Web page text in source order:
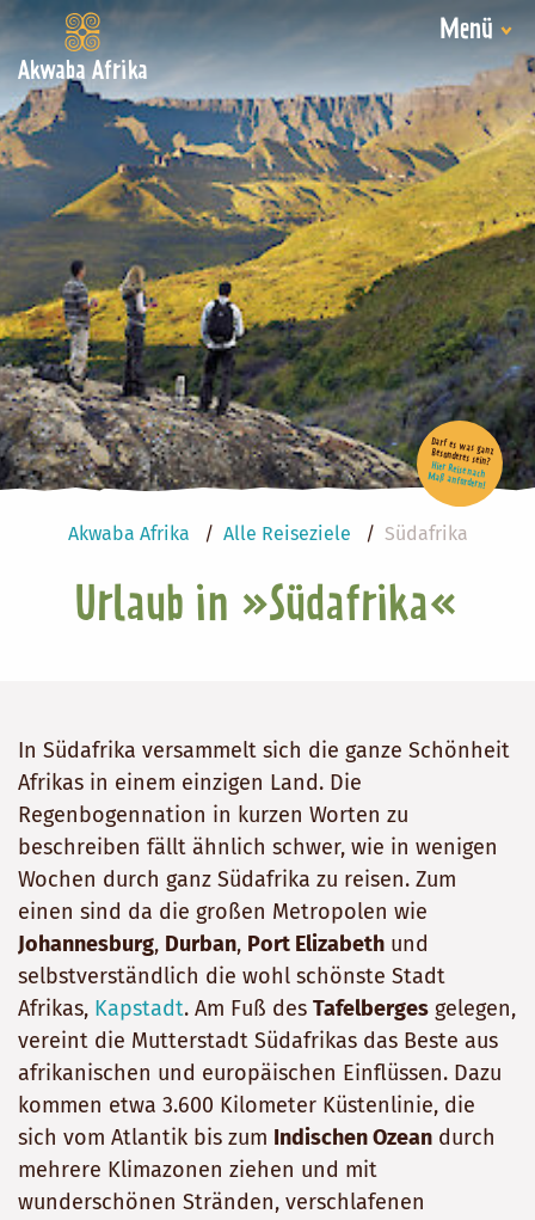
Akwaba Afrika
Menü
Um Vimeo zu laden, benötigen wir Ihre Zustimmung
für die folgende Cookie-Kategorie: Marketing
Marketing-Cookies akzeptieren
Akwaba Afrika Alle Reiseziele Südafrika
Urlaub in »Südafrika«
Darf es was ganz Besonderes sein?
Hier Reise nach Maß anfordern!
In Südafrika versammelt sich die ganze Schönheit
Afrikas in einem einzigen Land. Die
Regenbogennation in kurzen Worten zu
beschreiben fällt ähnlich schwer, wie in wenigen
Wochen durch ganz Südafrika zu reisen. Zum
einen sind da die großen Metropolen wie
Johannesburg, Durban, Port Elizabethund
selbstverständlich die wohl schönste Stadt
Afrikas, Kapstadt. Am Fuß des Tafelbergesgelegen,
vereint die Mutterstadt Südafrikas das Beste aus
afrikanischen und europäischen Einflüssen. Dazu
kommen etwa 3.600 Kilometer Küstenlinie, die
sich vom Atlantik bis zum Indischen Ozeandurch
mehrere Klimazonen ziehen und mit
wunderschönen Stränden, verschlafenen